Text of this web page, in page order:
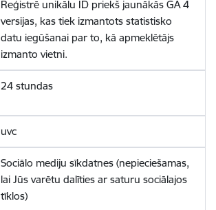
Reģistrē unikālu ID priekš jaunākās GA 4
versijas, kas tiek izmantots statistisko
datu iegūšanai par to, kā apmeklētājs
izmanto vietni.
24 stundas
uvc
Sociālo mediju sīkdatnes (nepieciešamas,
lai Jūs varētu dalīties ar saturu sociālajos
tīklos)